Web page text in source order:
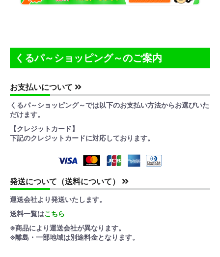
くるパ～ショッピング～のご案内
お支払いについて
くるパ～ショッピング～では以下のお支払い方法からお選びいた
だけます。
【クレジットカード】
下記のクレジットカードに対応しております。
発送について（送料について）
運送会社より発送いたします。
送料一覧はこちら
※商品により運送会社が異なります。
※離島・一部地域は別途料金となります。